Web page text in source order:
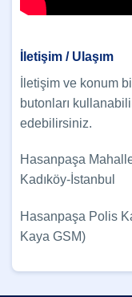
İletişim / Ulaşım
İletişim ve konum
butonları
edebilirsiniz.
Hasanpaşa
Kadıköy-İstanbul
Hasanpaşa Polis
Kaya GSM)